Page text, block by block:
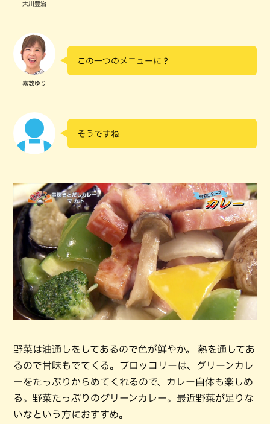
大川豊治
嘉数ゆり
この一つのメニューに？
そうですね
野菜は油通しをしてあるので色が鮮やか。 熱を通してあ
るので甘味もでてくる。ブロッコリーは、グリーンカレ
ーをたっぷりからめてくれるので、カレー自体も楽しめ
る。野菜たっぷりのグリーンカレー。最近野菜が足りな
いなという方におすすめ。